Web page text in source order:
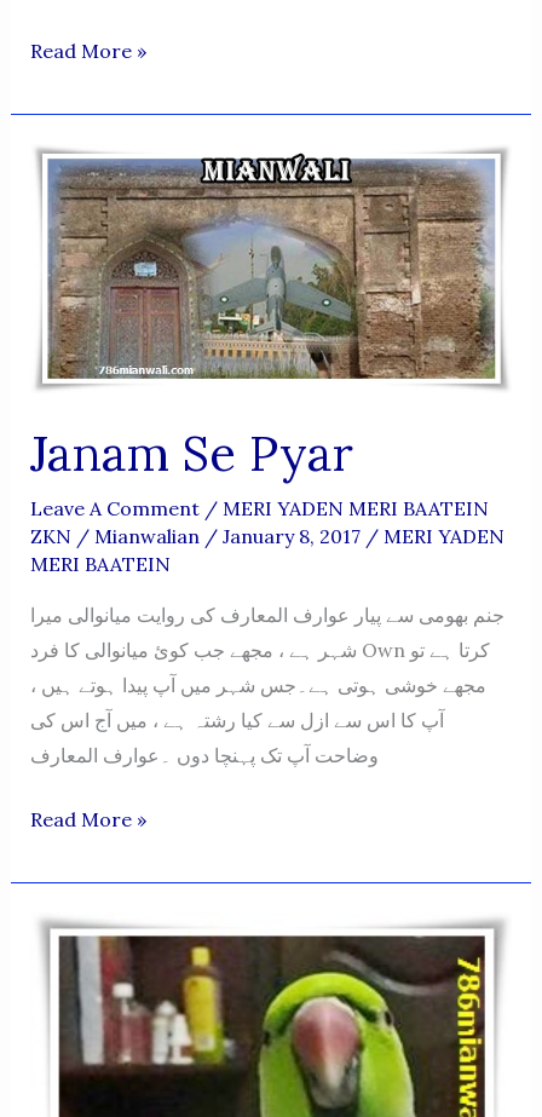
Mianwali
Burqa
Read More »
Janam Se Pyar
Leave A Comment / MERI YADEN MERI BAATEIN
ZKN / Mianwalian / January 8, 2017 / MERI YADEN
MERI BAATEIN
جنم بهومی سے پیار عوارف المعارف کی روایت میانوالی میرا
شہر ہے ، مجھے جب کوئ میانوالی کا فرد Own کرتا ہے تو
مجھے خوشی ہوتی ہے۔جس شہر میں آپ پیدا ہوتے ہیں ،
آپ کا اس سے ازل سے کیا رشتہ ہے ، میں آج اس کی
وضاحت آپ تک پہنچا دوں ۔عوارف المعارف
Janam
Pyar
Read More »